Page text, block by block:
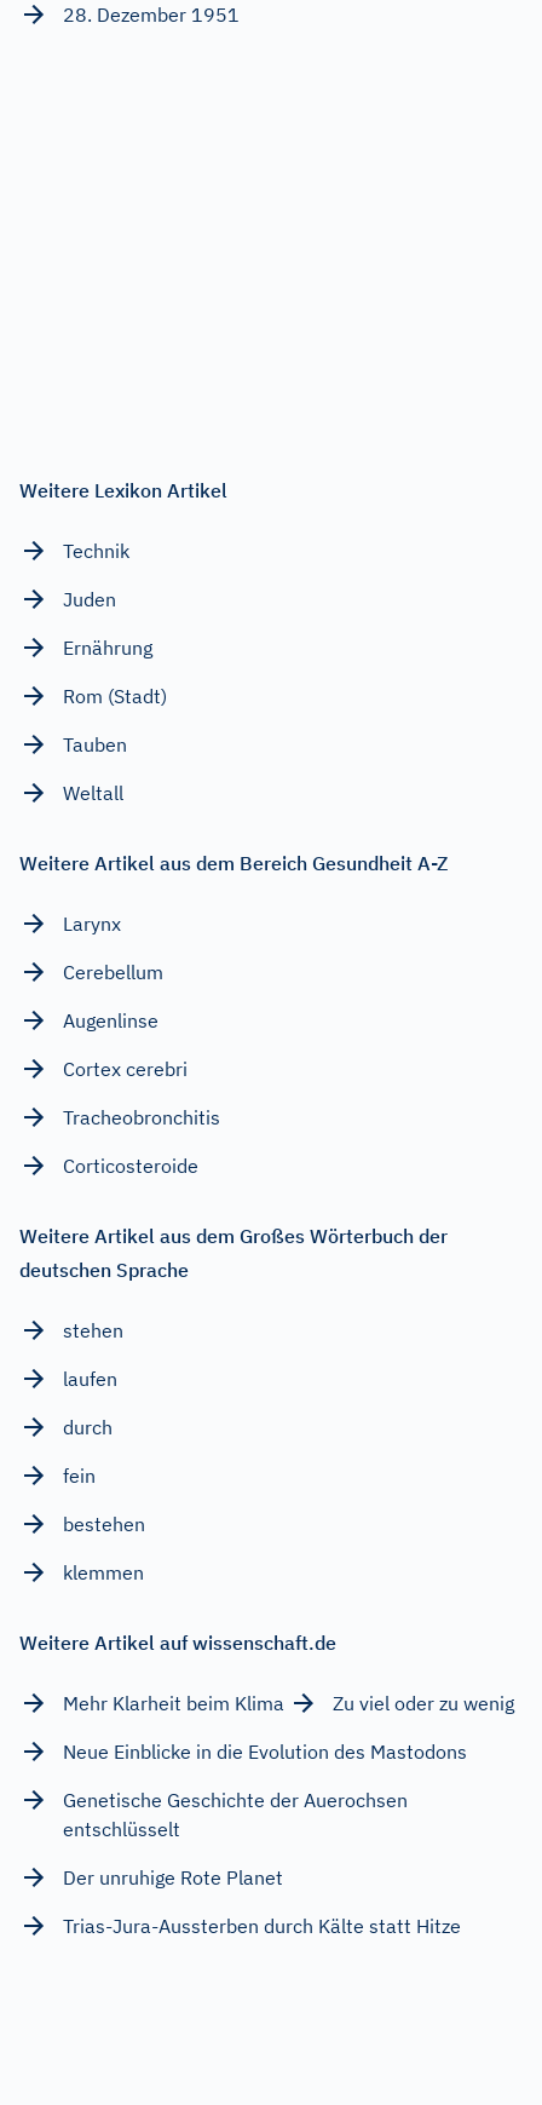
28. Dezember 1951
Weitere Lexikon Artikel
Technik
Juden
Ernährung
Rom (Stadt)
Tauben
Weltall
Weitere Artikel aus dem Bereich Gesundheit A-Z
Larynx
Cerebellum
Augenlinse
Cortex cerebri
Tracheobronchitis
Corticosteroide
Weitere Artikel aus dem Großes Wörterbuch der
deutschen Sprache
stehen
laufen
durch
fein
bestehen
klemmen
Weitere Artikel auf wissenschaft.de
Mehr Klarheit beim Klima
Zu viel oder zu wenig
Neue Einblicke in die Evolution des Mastodons
Genetische Geschichte der Auerochsen
entschlüsselt
Der unruhige Rote Planet
Trias-Jura-Aussterben durch Kälte statt Hitze